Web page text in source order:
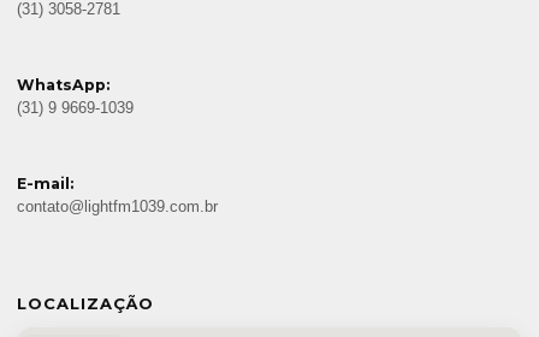
(31) 3058-2781
WhatsApp:
(31) 9 9669-1039
E-mail:
contato@lightfm1039.com.br
LOCALIZAÇÃO